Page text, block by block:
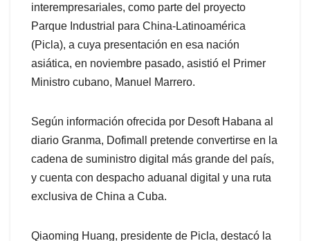
interempresariales, como parte del proyecto
Parque Industrial para China-Latinoamérica
(Picla), a cuya presentación en esa nación
asiática, en noviembre pasado, asistió el Primer
Ministro cubano, Manuel Marrero.
Según información ofrecida por Desoft Habana al
diario Granma, Dofimall pretende convertirse en la
cadena de suministro digital más grande del país,
y cuenta con despacho aduanal digital y una ruta
exclusiva de China a Cuba.
Qiaoming Huang, presidente de Picla, destacó la